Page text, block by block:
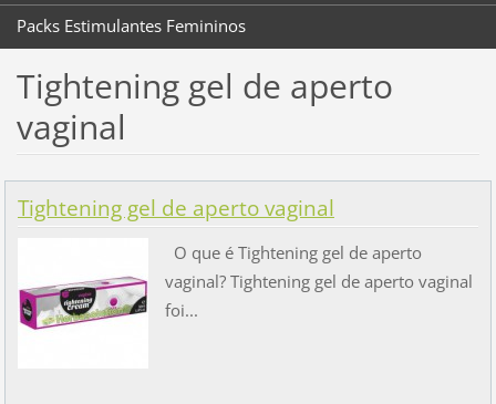
Packs Estimulantes Femininos
Tightening gel de aperto
vaginal
Tightening gel de aperto vaginal
O que é Tightening gel de aperto
vaginal? Tightening gel de aperto vaginal
foi...